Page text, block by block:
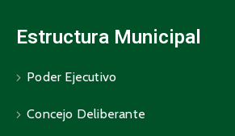
Estructura Municipal
Poder Ejecutivo
Concejo Deliberante